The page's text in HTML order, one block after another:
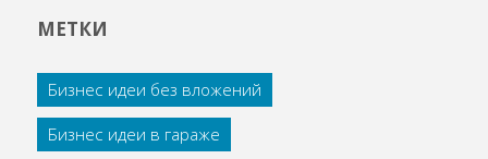
МЕТКИ
Бизнес идеи без вложений
Бизнес идеи в гараже